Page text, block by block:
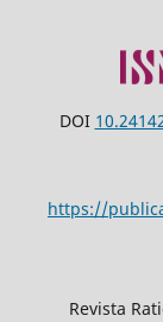
DOI
https://
Revista